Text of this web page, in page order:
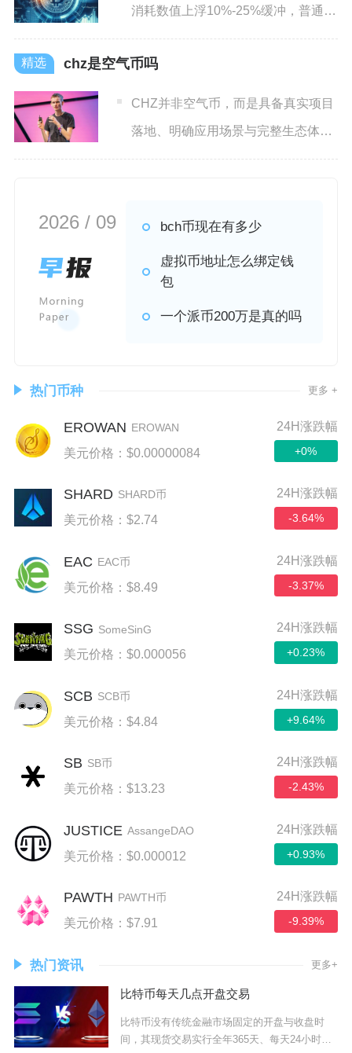
消耗数值上浮10%-25%缓冲，普通
ETH转账固定
chz是空气币吗
CHZ并非空气币，而是具备真实项目
落地、明确应用场景与完整生态体系
的体育区块链功能型代币，
2026 / 09 bch币现在有多少
虚拟币地址怎么绑定钱
包
一个派币200万是真的吗
热门币种 更多 +
EROWAN EROWAN
美元价格：$0.00000084
24H涨跌幅
+0%
SHARD SHARD币
美元价格：$2.74
24H涨跌幅
-3.64%
EAC EAC币
美元价格：$8.49
24H涨跌幅
-3.37%
SSG SomeSinG
美元价格：$0.000056
24H涨跌幅
+0.23%
SCB SCB币
美元价格：$4.84
24H涨跌幅
+9.64%
SB SB币
美元价格：$13.23
24H涨跌幅
-2.43%
JUSTICE AssangeDAO
美元价格：$0.000012
24H涨跌幅
+0.93%
PAWTH PAWTH币
美元价格：$7.91
24H涨跌幅
-9.39%
热门资讯 更多+
比特币每天几点开盘交易
比特币没有传统金融市场固定的开盘与收盘时
间，其现货交易实行全年365天、每天24小时不